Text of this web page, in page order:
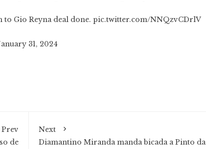
Gio Reyna deal done. pic.twitter.com/NNQzvCDrlV
31, 2024
Prev
de
Next
Diamantino Miranda manda bicada a Pinto da